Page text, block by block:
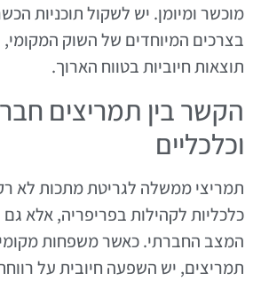
מוכשר ומיומן. יש לשקול תוכניות
בצרכים המיוחדים של השוק המקומי,
תוצאות חיוביות בטווח הארוך.
הקשר בין תמריצים
וכלכליים
תמריצי ממשלה לגריטת מתכות לא
כלכליות לקהילות בפריפריה, אלא
המצב החברתי. כאשר משפחות
תמריצים, יש השפעה חיובית על